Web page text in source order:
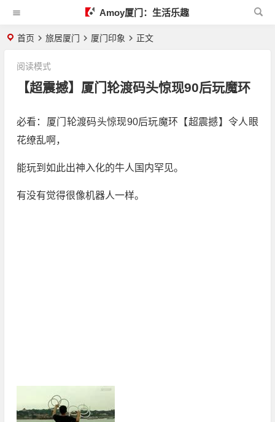
Amoy厦门：生活乐趣
首页 旅居厦门 厦门印象 正文
【超震撼】厦门轮渡码头惊现90后玩魔环
阅读模式
必看：厦门轮渡码头惊现90后玩魔环【超震撼】令人眼
花缭乱啊，
能玩到如此出神入化的牛人国内罕见。
有没有觉得很像机器人一样。